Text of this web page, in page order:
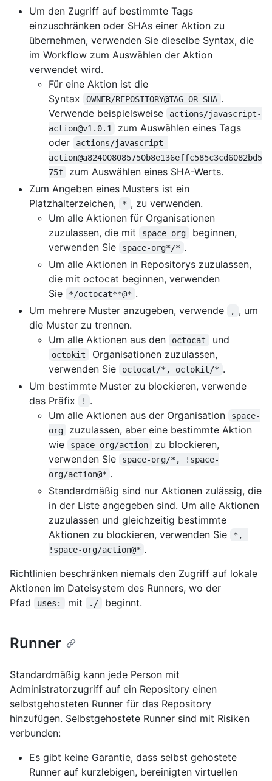
Um den Zugriff auf bestimmte Tags
einzuschränken oder SHAs einer Aktion zu
übernehmen, verwenden Sie dieselbe Syntax, die
im Workflow zum Auswählen der Aktion
verwendet wird.
Für eine Aktion ist die
Syntax
OWNER/REPOSITORY@TAG-OR-SHA .
Verwende beispielsweise
actions/javascript-
action@v1.0.1
zum Auswählen eines Tags
oder
actions/javascript-
action@a824008085750b8e136effc585c3cd6082bd5
75f
zum Auswählen eines SHA-Werts.
Zum Angeben eines Musters ist ein
Platzhalterzeichen,
* , zu verwenden.
Um alle Aktionen für Organisationen
zuzulassen, die mit
space-org
beginnen,
verwenden Sie
space-org*/* .
Um alle Aktionen in Repositorys zuzulassen,
die mit octocat beginnen, verwenden
Sie
*/octocat**@* .
Um mehrere Muster anzugeben, verwende
, , um
die Muster zu trennen.
Um alle Aktionen aus den
octocat und
octokit
Organisationen zuzulassen,
verwenden Sie
octocat/*, octokit/* .
Um bestimmte Muster zu blockieren, verwende
das Präfix
!
.
Um alle Aktionen aus der Organisation
space-
org
zuzulassen, aber eine bestimmte Aktion
wie
space-org/action
zu blockieren,
verwenden Sie
space-org/*, !space-
org/action@* .
Standardmäßig sind nur Aktionen zulässig, die
in der Liste angegeben sind. Um alle Aktionen
zuzulassen und gleichzeitig bestimmte
Aktionen zu blockieren, verwenden Sie
*,
!space-org/action@* .
Richtlinien beschränken niemals den Zugriff auf lokale
Aktionen im Dateisystem des Runners, wo der
Pfad
uses: mit ./ beginnt.
Runner
Standardmäßig kann jede Person mit
Administratorzugriff auf ein Repository einen
selbstgehosteten Runner für das Repository
hinzufügen. Selbstgehostete Runner sind mit Risiken
verbunden:
Es gibt keine Garantie, dass selbst gehostete
Runner auf kurzlebigen, bereinigten virtuellen